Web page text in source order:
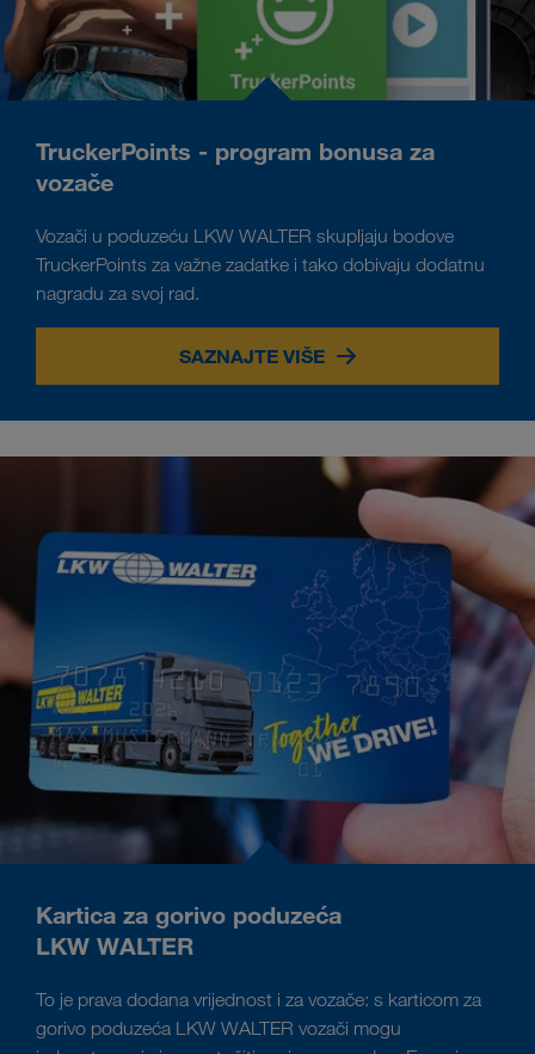
TruckerPoints - program bonusa za
vozače
Vozači u poduzeću LKW WALTER skupljaju bodove
TruckerPoints za važne zadatke i tako dobivaju dodatnu
nagradu za svoj rad.
SAZNAJTE VIŠE
Kartica za gorivo poduzeća
LKW WALTER
To je prava dodana vrijednost i za vozače: s karticom za
gorivo poduzeća LKW WALTER vozači mogu